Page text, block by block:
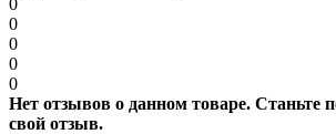
0
0
0
0
Нет отзывов о данном товаре. Станьте
свой отзыв.